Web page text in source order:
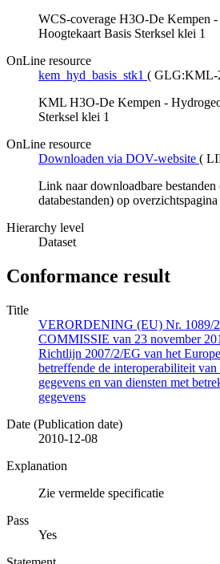
WCS-coverage H3O-De Kempen
Hoogtekaart Basis Sterksel klei 1
OnLine resource
kem_hyd_basis_stk1 ( GLG:KML-
KML H3O-De Kempen -
Sterksel klei 1
OnLine resource
Downloaden via DOV-website (
Link naar downloadbare
databestanden) op
Hierarchy level
Dataset
Conformance result
Title
VERORDENING (EU) Nr. 1089/
COMMISSIE van 23 november
Richtlijn 2007/2/EG van het
betreffende de interoperabiliteit
gegevens en van diensten met
gegevens
Date (Publication date)
2010-12-08
Explanation
Zie vermelde specificatie
Pass
Yes